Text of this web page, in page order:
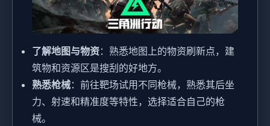
了解地图与物资：熟悉地图上的物资刷新点，建
筑物和资源区是搜刮的好地方。
熟悉枪械：前往靶场试用不同枪械，熟悉其后坐
力、射速和精准度等特性，选择适合自己的枪
械。